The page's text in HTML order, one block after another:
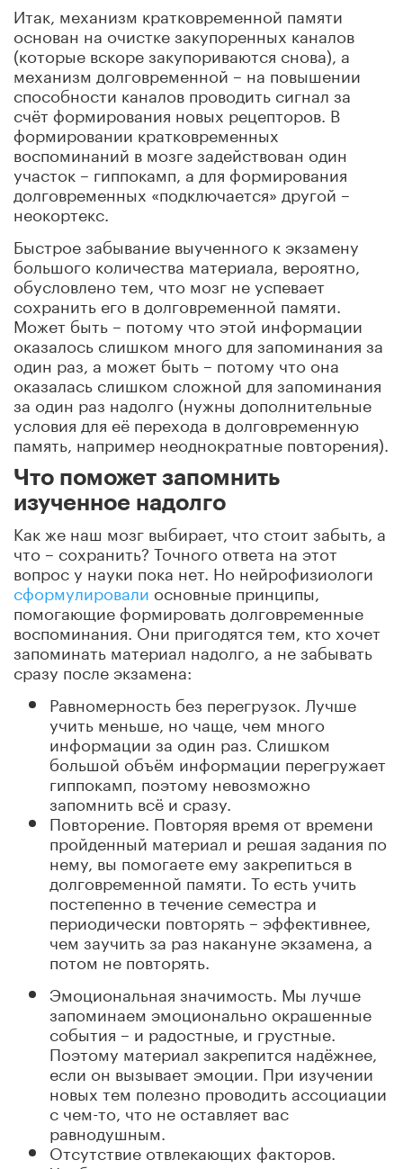
Итак, механизм кратковременной памяти
основан на очистке закупоренных каналов
(которые вскоре закупориваются снова), а
механизм долговременной – на повышении
способности каналов проводить сигнал за
счёт формирования новых рецепторов. В
формировании кратковременных
воспоминаний в мозге задействован один
участок – гиппокамп, а для формирования
долговременных «подключается» другой –
неокортекс.
Быстрое забывание выученного к экзамену
большого количества материала, вероятно,
обусловлено тем, что мозг не успевает
сохранить его в долговременной памяти.
Может быть – потому что этой информации
оказалось слишком много для запоминания за
один раз, а может быть – потому что она
оказалась слишком сложной для запоминания
за один раз надолго (нужны дополнительные
условия для её перехода в долговременную
память, например неоднократные повторения).
Что поможет запомнить
изученное надолго
Как же наш мозг выбирает, что стоит забыть, а
что – сохранить? Точного ответа на этот
вопрос у науки пока нет. Но нейрофизиологи
сформулировали основные принципы,
помогающие формировать долговременные
воспоминания. Они пригодятся тем, кто хочет
запоминать материал надолго, а не забывать
сразу после экзамена:
Равномерность без перегрузок. Лучше
учить меньше, но чаще, чем много
информации за один раз. Слишком
большой объём информации перегружает
гиппокамп, поэтому невозможно
запомнить всё и сразу.
Повторение. Повторяя время от времени
пройденный материал и решая задания по
нему, вы помогаете ему закрепиться в
долговременной памяти. То есть учить
постепенно в течение семестра и
периодически повторять – эффективнее,
чем заучить за раз накануне экзамена, а
потом не повторять.
Эмоциональная значимость. Мы лучше
запоминаем эмоционально окрашенные
события – и радостные, и грустные.
Поэтому материал закрепится надёжнее,
если он вызывает эмоции. При изучении
новых тем полезно проводить ассоциации
с чем-то, что не оставляет вас
равнодушным.
Отсутствие отвлекающих факторов.